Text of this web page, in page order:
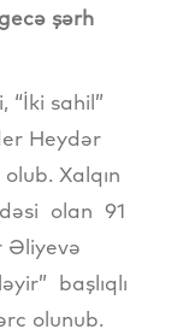
şərh
sahil”
Heydər
Xalqın
olan 91
Əliyevə
başlıqlı
olunub.